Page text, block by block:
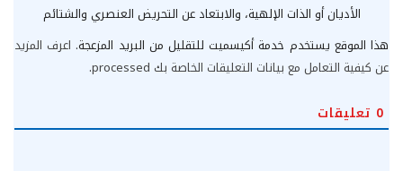
الأديان أو الذات الإلهية، والابتعاد عن التحريض العنصري والشتائم
هذا الموقع يستخدم خدمة أكيسميت للتقليل من البريد المزعجة. اعرف المزيد
عن كيفية التعامل مع بيانات التعليقات الخاصة بك processed
.
0 تعليقات